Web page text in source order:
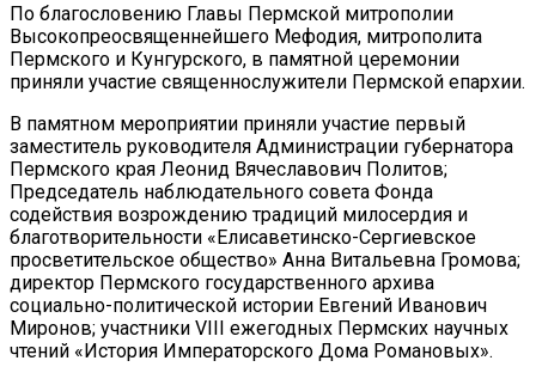
По благословению Главы Пермской митрополии
Высокопреосвященнейшего Мефодия, митрополита
Пермского и Кунгурского, в памятной церемонии
приняли участие священнослужители Пермской епархии.
В памятном мероприятии приняли участие первый
заместитель руководителя Администрации губернатора
Пермского края Леонид Вячеславович Политов;
Председатель наблюдательного совета Фонда
содействия возрождению традиций милосердия и
благотворительности «Елисаветинско-Сергиевское
просветительское общество» Анна Витальевна Громова;
директор Пермского государственного архива
социально-политической истории Евгений Иванович
Миронов; участники VIII ежегодных Пермских научных
чтений «История Императорского Дома Романовых».